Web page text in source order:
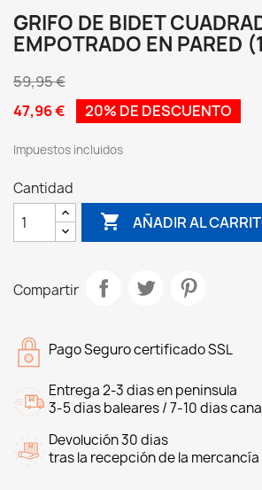
GRIFO DE BIDET
EMPOTRADO EN PARED
59,95 €
47,96 €
20% DE DESCUENTO
Impuestos incluidos
Cantidad
 AÑADIR AL
Compartir
Pago Seguro certificado SSL
Entrega 2-3 dias en peninsula
3-5 dias baleares / 7-10 dias
Devolución 30 dias
tras la recepción de la mercancía